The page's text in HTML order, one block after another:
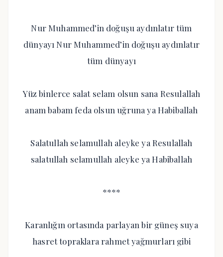
Nur Muhammed’in doğuşu aydınlatır tüm
dünyayı Nur Muhammed’in doğuşu aydınlatır
tüm dünyayı
Yüz binlerce salat selam olsun sana Resulallah
anam babam feda olsun uğruna ya Habiballah
Salatullah selamullah aleyke ya Resulallah
salatullah selamullah aleyke ya Habiballah
****
Karanlığın ortasında parlayan bir güneş suya
hasret topraklara rahmet yağmurları gibi